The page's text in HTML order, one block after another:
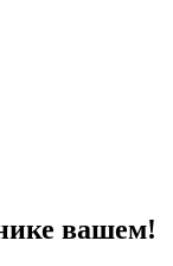
вашем!